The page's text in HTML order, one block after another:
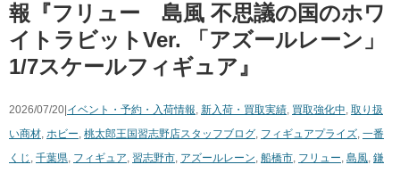
報『フリュー 島風 ​不思議の国のホワ
イトラビットVer. ​「アズールレーン」 ​
1/7スケールフィギュア』
2026/07/20| イベント・予約・入荷情報, 新入荷・買取実績, 買取強化中, 取り扱
い商材, ホビー, 桃太郎王国習志野店スタッフブログ, フィギュアプライズ, 一番
くじ , 千葉県, フィギュア, 習志野市, アズールレーン, 船橋市, フリュー, 島風, 鎌